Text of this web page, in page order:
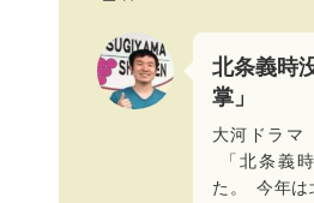
北条義時
掌」
大河ドラマ
「北条義
た 。
今年は